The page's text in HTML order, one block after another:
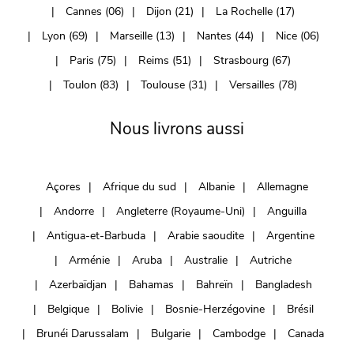
Cannes (06)
Dijon (21)
La Rochelle (17)
Lyon (69)
Marseille (13) Nantes (44)
Nice (06)
Paris (75)
Reims (51)
Strasbourg (67)
Toulon (83)
Toulouse (31) Versailles (78)
Nous livrons aussi
Açores Afrique du sud Albanie
Allemagne
Andorre
Angleterre (Royaume-Uni)
Anguilla
Antigua-et-Barbuda
Arabie saoudite
Argentine
Arménie
Aruba Australie
Autriche
Azerbaïdjan
Bahamas Bahreïn
Bangladesh
Belgique
Bolivie Bosnie-Herzégovine
Brésil
Brunéi Darussalam
Bulgarie Cambodge
Canada